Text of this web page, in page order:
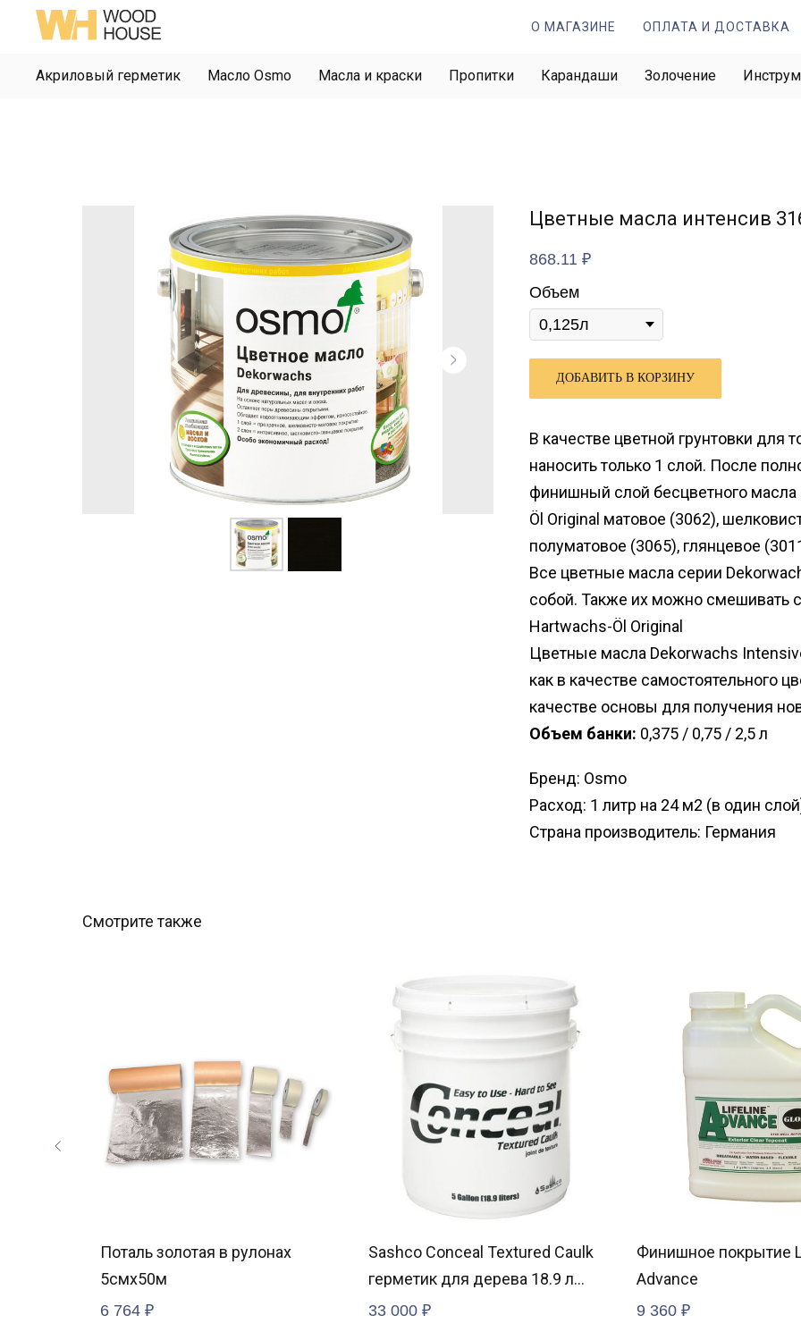
О МАГАЗИНЕ ОПЛАТА И ДОСТАВКА
Акриловый герметик Масло Osmo Масла и краски Пропитки Карандаши Золочение
Цветные масла интенсив
868.11 ₽
Объем
ДОБАВИТЬ В КОРЗИНУ
В качестве цветной грунтовки для
наносить только 1 слой. После
финишный слой бесцветного
Öl Original матовое (3062),
полуматовое (3065), глянцевое
Все цветные масла серии
собой. Также их можно смешивать
Hartwachs-Öl Original
Цветные масла Dekorwachs
как в качестве самостоятельного
качестве основы для получения
Объем банки: 0,375 / 0,75 / 2,5 л
Бренд: Osmo
Расход: 1 литр на 24 м2 (в один
Страна производитель: Германия
Смотрите также
Поталь золотая в рулонах
5смх50м
6 764 ₽
Sashco Conceal Textured Caulk
герметик для дерева 18.9 л
Redwood
33 000 ₽
Финишное покрытие
Advance
9 360 ₽